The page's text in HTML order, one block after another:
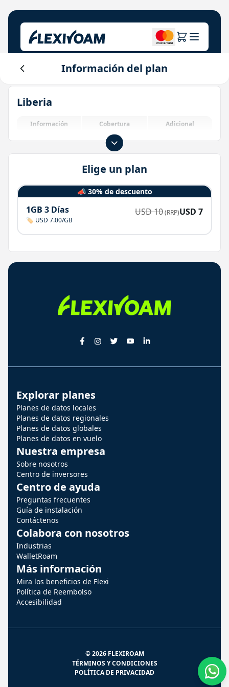
Explora planes
Centro de inversores
Soluciones IoT
Para marcas
Login
Información del plan
Liberia
Información Cobertura Adicional
Elige un plan
📣 30% de descuento
1GB 3 Días
🏷️ USD 7.00/GB
USD10(RRP)USD 7
Explorar planes
Planes de datos locales
Planes de datos regionales
Planes de datos globales
Planes de datos en vuelo
Nuestra empresa
Sobre nosotros
Centro de inversores
Centro de ayuda
Preguntas frecuentes
Guía de instalación
Contáctenos
Colabora con nosotros
Industrias
WalletRoam
Más información
Mira los beneficios de Flexi
Política de Reembolso
Accesibilidad
© 2026 FLEXIROAM
TÉRMINOS Y CONDICIONES
POLÍTICA DE PRIVACIDAD